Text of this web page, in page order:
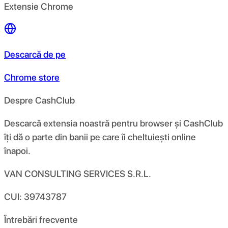
Extensie Chrome
Descarcă de pe
Chrome store
Despre CashClub
Descarcă extensia noastră pentru browser și CashClub
îți dă o parte din banii pe care îi cheltuiești online
înapoi.
VAN CONSULTING SERVICES S.R.L.
CUI: 39743787
Întrebări frecvente